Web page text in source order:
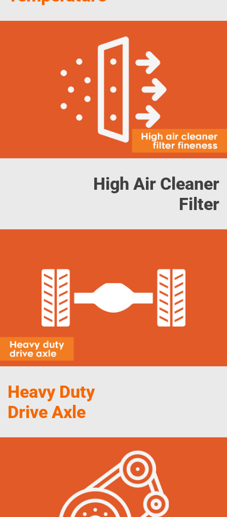
High Air Cleaner
Filter
Heavy Duty
Drive Axle